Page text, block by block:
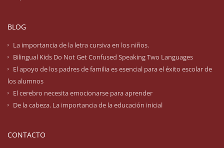
BLOG
La importancia de la letra cursiva en los niños.
Bilingual Kids Do Not Get Confused Speaking Two Languages
El apoyo de los padres de familia es esencial para el éxito escolar de
los alumnos
El cerebro necesita emocionarse para aprender
De la cabeza. La importancia de la educación inicial
CONTACTO